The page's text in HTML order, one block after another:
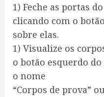
1) Feche as portas
clicando com o
sobre elas.
1) Visualize os
o botão esquerdo
o nome
“Corpos de prova”